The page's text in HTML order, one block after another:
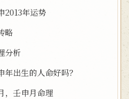
2013年运势
略
分析
出生的人命好吗？
，壬申月命理